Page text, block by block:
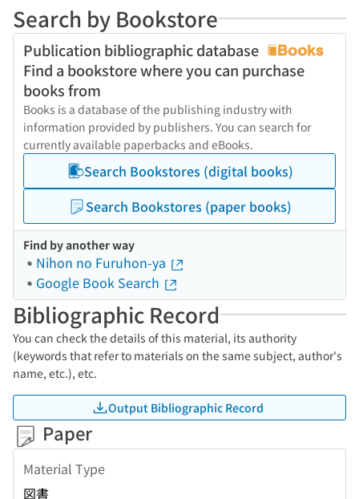
Search by Bookstore
Publication bibliographic database
Find a bookstore where you can purchase
books from
Books is a database of the publishing industry with
information provided by publishers. You can search for
currently available paperbacks and eBooks.
Search Bookstores (digital books)
Search Bookstores (paper books)
Find by another way
Nihon no Furuhon-ya
Google Book Search
Bibliographic Record
You can check the details of this material, its authority
(keywords that refer to materials on the same subject, author's
name, etc.), etc.
Output Bibliographic Record
Paper
Material Type
図書